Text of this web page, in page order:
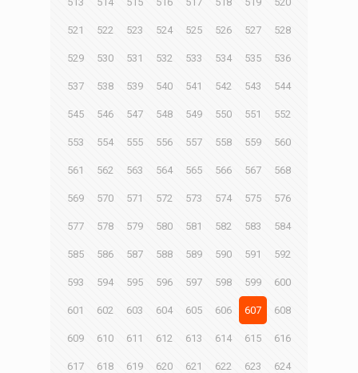
521 522 523 524 525 526 527 528
529 530 531 532 533 534 535 536
537 538 539 540 541 542 543 544
545 546 547 548 549 550 551 552
553 554 555 556 557 558 559 560
561 562 563 564 565 566 567 568
569 570 571 572 573 574 575 576
577 578 579 580 581 582 583 584
585 586 587 588 589 590 591 592
593 594 595 596 597 598 599 600
601 602 603 604 605 606 607 608
609 610 611 612 613 614 615 616
617 618 619 620 621 622 623 624